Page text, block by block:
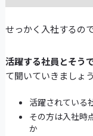
せっかく入社するの
活躍する社員とそう
て聞いていきましょう
活躍されている
その方は入社時
か